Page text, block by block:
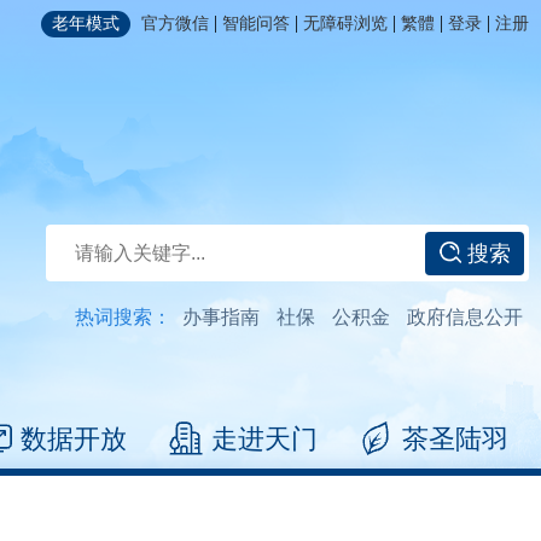
老年模式 官方微信 | 智能问答 | 无障碍浏览 | 繁體 | 登录 | 注册
搜索
热词搜索： 办事指南 社保 公积金 政府信息公开
数据开放 走进天门 茶圣陆羽